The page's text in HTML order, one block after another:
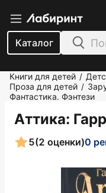
Каталог
Книги для детей /
Проза для детей /
Фантастика. Фэнтези
Аттика:
5(2 оценки)0